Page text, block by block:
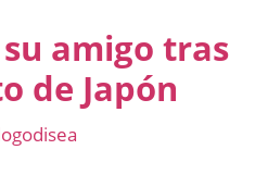
amigo tras
de Japón